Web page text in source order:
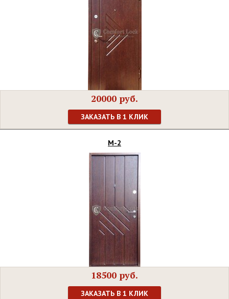
20000 руб.
ЗАКАЗАТЬ В 1 КЛИК
М-2
18500 руб.
ЗАКАЗАТЬ В 1 КЛИК